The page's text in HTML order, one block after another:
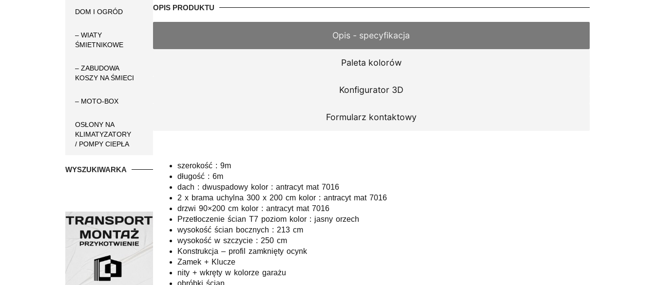
DOM I OGRÓD
– WIATY
ŚMIETNIKOWE
– ZABUDOWA
KOSZY NA ŚMIECI
– MOTO-BOX
OSŁONY NA
KLIMATYZATORY
/ POMPY CIEPŁA
WYSZUKIWARKA
OPIS PRODUKTU
Opis - specyfikacja
Paleta kolorów
Konfigurator 3D
Formularz kontaktowy
szerokość : 9m
długość : 6m
dach : dwuspadowy kolor : antracyt mat 7016
2 x brama uchylna 300 x 200 cm kolor : antracyt mat 7016
drzwi 90×200 cm kolor : antracyt mat 7016
Przetłoczenie ścian T7 poziom kolor : jasny orzech
wysokość ścian bocznych : 213 cm
wysokość w szczycie : 250 cm
Konstrukcja – profil zamknięty ocynk
Zamek + Klucze
nity + wkręty w kolorze garażu
obróbki ścian